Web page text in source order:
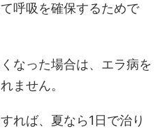
呼吸を確保するためで
なった場合は、エラ病を
ません。
れば、夏なら1日で治り